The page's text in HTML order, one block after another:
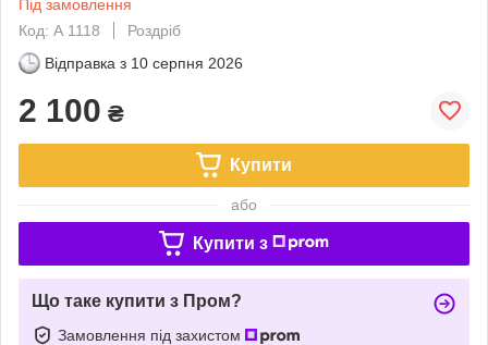
Під замовлення
Код: А 1118
Роздріб
Відправка з 10 серпня 2026
2 100 ₴
Купити
або
Купити з
Що таке купити з Пром?
Замовлення під захистом